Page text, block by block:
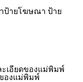
ป้ายโฆษณา ป้าย
เอียดของแม่พิมพ์
องแม่พิมพ์